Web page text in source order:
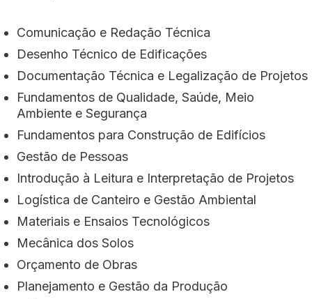
Comunicação e Redação Técnica
Desenho Técnico de Edificações
Documentação Técnica e Legalização de Projetos
Fundamentos de Qualidade, Saúde, Meio
Ambiente e Segurança
Fundamentos para Construção de Edifícios
Gestão de Pessoas
Introdução à Leitura e Interpretação de Projetos
Logística de Canteiro e Gestão Ambiental
Materiais e Ensaios Tecnológicos
Mecânica dos Solos
Orçamento de Obras
Planejamento e Gestão da Produção